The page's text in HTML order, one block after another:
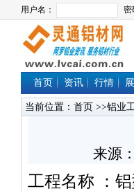
首页 资讯 行情
当前位置： 首页 >>铝业
来源
工程名称 ：